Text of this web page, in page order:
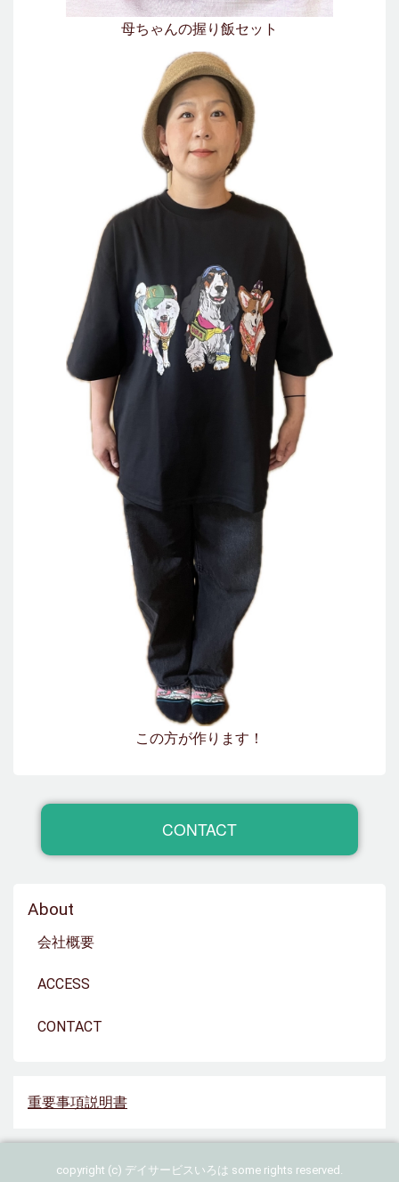
母ちゃんの握り飯セット
この方が作ります！
CONTACT
About
会社概要
ACCESS
CONTACT
重要事項説明書
copyright (c) デイサービスいろは some rights reserved.